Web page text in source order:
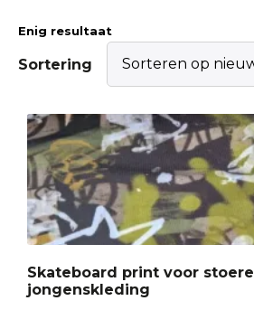
Enig resultaat
Sortering
Skateboard print voor stoere
jongenskleding